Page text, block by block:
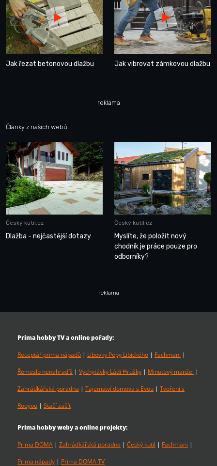
Jak řezat betonovou dlažbu Jak vibrovat zámkovou dlažbu
reklama
Články z našich webů
Český kutil.cz
Dlažba - nejčastější dotazy
Český kutil.cz
Myslíte, že položit nový
chodník je práce pouze pro
odborníky?
reklama
Prima hobby TV a online pořady:
Receptář prima nápadů | Libovky Pepy Libického | Fachmani |
Řemeslo nenahradíš | Vychytávky Ládi Hrušky | Minutový manžel |
Zahrádkářská poradna | Tajemství domova s Evou | Tvoření s
Rooyou | Stačí začít
Prima hobby weby a online projekty:
Prima DOMA | Zahrádkářská poradna | Český kutil | Fachmani |
Prima nápady | Prima DOMA TV